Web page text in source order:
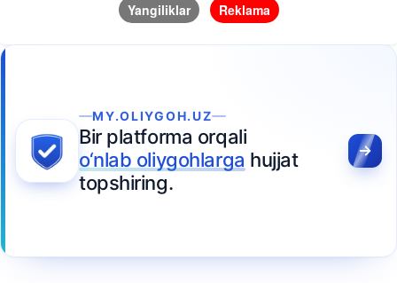
Yangiliklar
Reklama
MY.OLIYGOH.UZ
Bir platforma orqali
o‘nlab oliygohlarga hujjat
topshiring.